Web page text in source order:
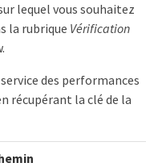
lequel vous souhaitez
la rubrique Vérification
des performances
récupérant la clé de la